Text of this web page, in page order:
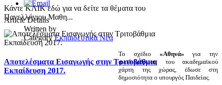
Κάντε ΚΛΙΚ εδώ για να δείτε τα θέματα του
Πανελλήνιου Μαθη...
Αποτελέσματα Εισαγωγής στην Τριτοβάθμια
Εκπαίδευση 2017.
Article Details
Written by
CategoryΕκπαιδευτικά Νέα
Το σχέδιο «Αθηνά» για την
αναδιάρθρωση του ακαδημαϊκού
χάρτη της χώρας, έδωσε στη
δημοσιότητα ο υπουργός Παιδείας.